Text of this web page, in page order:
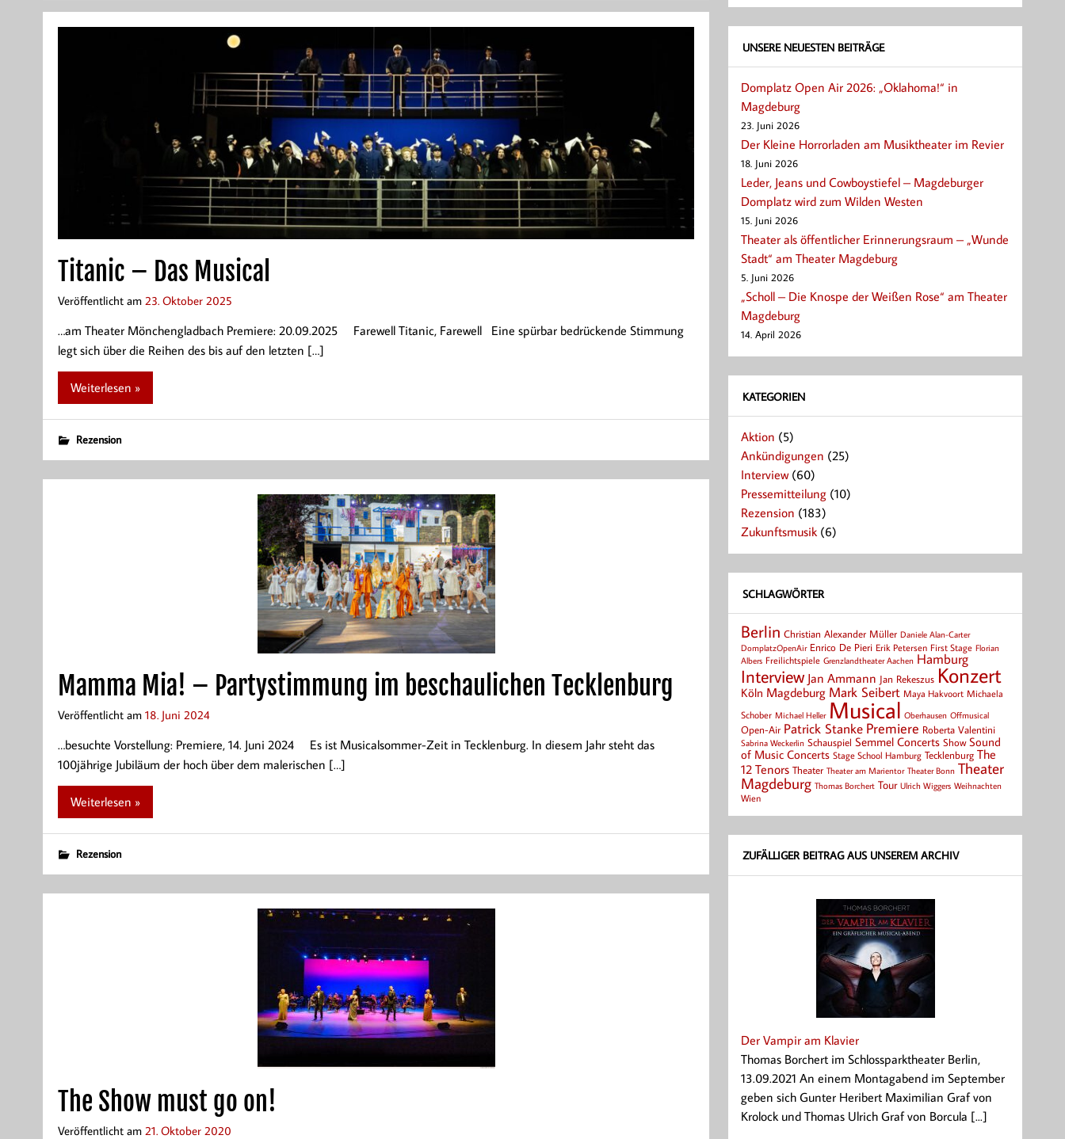
Titanic – Das Musical
Veröffentlicht am 23. Oktober 2025
…am Theater Mönchengladbach Premiere: 20.09.2025 Farewell Titanic, Farewell Eine spürbar bedrückende Stimmung
legt sich über die Reihen des bis auf den letzten […]
Weiterlesen »
Rezension
Mamma Mia! – Partystimmung im beschaulichen Tecklenburg
Veröffentlicht am 18. Juni 2024
…besuchte Vorstellung: Premiere, 14. Juni 2024 Es ist Musicalsommer-Zeit in Tecklenburg. In diesem Jahr steht das
100jährige Jubiläum der hoch über dem malerischen […]
Weiterlesen »
Rezension
The Show must go on!
Veröffentlicht am 21. Oktober 2020
UNSERE NEUESTEN BEITRÄGE
Domplatz Open Air 2026: „Oklahoma!“ in
Magdeburg
23. Juni 2026
Der Kleine Horrorladen am Musiktheater im Revier
18. Juni 2026
Leder, Jeans und Cowboystiefel – Magdeburger
Domplatz wird zum Wilden Westen
15. Juni 2026
Theater als öffentlicher Erinnerungsraum – „Wunde
Stadt“ am Theater Magdeburg
5. Juni 2026
„Scholl – Die Knospe der Weißen Rose“ am Theater
Magdeburg
14. April 2026
KATEGORIEN
Aktion (5)
Ankündigungen (25)
Interview(60)
Pressemitteilung (10)
Rezension (183)
Zukunftsmusik (6)
SCHLAGWÖRTER
Berlin Christian Alexander Müller Daniele Alan-Carter
DomplatzOpenAir Enrico De Pieri Erik Petersen First Stage Florian
Albers Freilichtspiele Grenzlandtheater Aachen Hamburg
Interview Jan Ammann Jan Rekeszus Konzert
Köln Magdeburg Mark Seibert Maya Hakvoort Michaela
Schober Michael Heller Musical Oberhausen Offmusical
Open-Air Patrick Stanke Premiere Roberta Valentini
Sabrina Weckerlin Schauspiel Semmel Concerts Show Sound
of Music Concerts Stage School Hamburg Tecklenburg The
12 Tenors Theater Theater am Marientor Theater Bonn Theater
Magdeburg Thomas Borchert Tour Ulrich Wiggers Weihnachten
Wien
ZUFÄLLIGER BEITRAG AUS UNSEREM ARCHIV
Der Vampir am Klavier
Thomas Borchert im Schlossparktheater Berlin,
13.09.2021 An einem Montagabend im September
geben sich Gunter Heribert Maximilian Graf von
Krolock und Thomas Ulrich Graf von Borcula [...]